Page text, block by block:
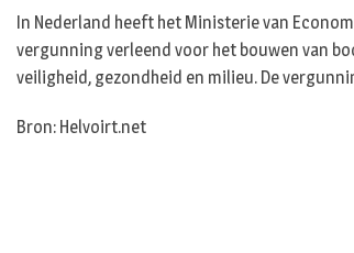
In Nederland heeft het Ministerie van
vergunning verleend voor het bouwen van
veiligheid, gezondheid en milieu. De
Bron: Helvoirt.net